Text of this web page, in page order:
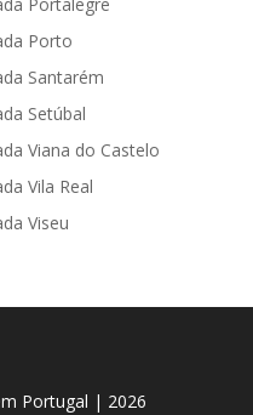
Porto
Santarém
Setúbal
Viana do Castelo
Vila Real
Viseu
Portugal | 2026